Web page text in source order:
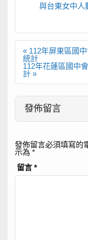
與台東女中人
文
章
導
覽
« 112年屏東區國
統計
112年花蓮區國中
計 »
發佈留言
發佈留言必須填寫的
示為 *
留言*